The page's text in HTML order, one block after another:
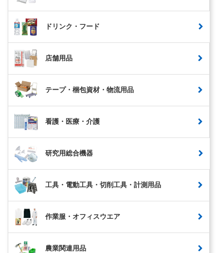
ドリンク・フード
店舗用品
テープ・梱包資材・物流用品
看護・医療・介護
研究用総合機器
工具・電動工具・切削工具・計測用品
作業服・オフィスウエア
農業関連用品